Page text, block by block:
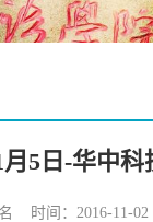
月5日-华中
时间：2016-11-